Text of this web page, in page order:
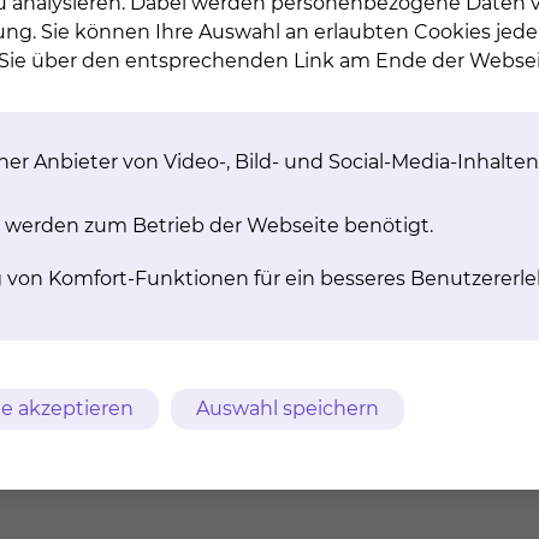
Begleitung und
Sie können Ihre Auswahl an erlaubten Cookies
über den entsprechenden Link am Ende der
Anbieter von Video-, Bild- und Social-Media-
werden zum Betrieb der Webseite benötigt.
Komfort-Funktionen für ein besseres
akzeptieren Auswahl speichern